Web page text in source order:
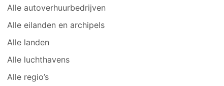
Alle autoverhuurbedrijven
Alle eilanden en archipels
Alle landen
Alle luchthavens
Alle regio’s